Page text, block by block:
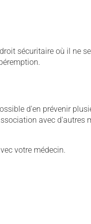
sécuritaire où il ne
d'en prévenir
avec d'autres
votre médecin.